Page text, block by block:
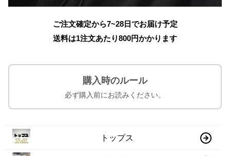
ご注文確定から7~28日でお届け予定
送料は1注文あたり800円かかります
購入時のルール
必ず購入前にお読みください。
トップス